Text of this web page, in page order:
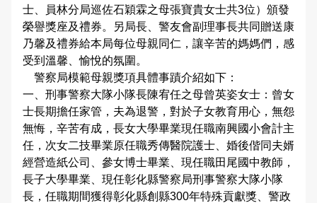
預約參訪
緊急連絡電話
警政爭議訊息澄清
請託關說登錄查察作業統計資料
統計資料視覺化查詢專區
治安熱點
拾得遣失物專區
各分局分駐（派出）所服務據點
交通事故處理幫手
交通違規簡訊通報
廉政指引
重大災害通報專區
民防召募專區
彰化縣擴大召募有志青年加入民防團隊
民防相關法令及表格
各類法規命令
施政計畫
業務統計
預算及決算書
公職人員利益衝突迴避法身分關係公開專區
政策及業務宣導資訊查詢專區
常見問答
English
士、員林分局巡佐石穎霖之母張寶貴女士共3位）頒發
榮譽獎座及禮券。另局長、警友會副理事長共同贈送康
乃馨及禮券給本局每位母親同仁，讓辛苦的媽媽們，感
受到溫馨、愉悅的氛圍。
警察局模範母親獎項具體事蹟介紹如下：
一、刑事警察大隊小隊長陳宥任之母曾英姿女士：曾女
士長期擔任家管，夫為退警，對於子女教育用心，無怨
無悔，辛苦有成，長女大學畢業現任職南興國小會計主
任，次女二技畢業原任職秀傳醫院護士、婚後偕同夫婿
經營造紙公司、參女博士畢業、現任職田尾國中教師，
長子大學畢業、現任彰化縣警察局刑事警察大隊小隊
長，任職期間獲得彰化縣創縣300年特殊貢獻獎、警政